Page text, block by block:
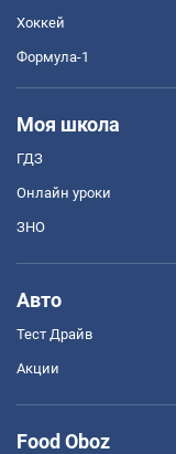
Хоккей
Формула-1
Моя школа
ГДЗ
Онлайн уроки
ЗНО
Авто
Тест Драйв
Акции
Food Oboz